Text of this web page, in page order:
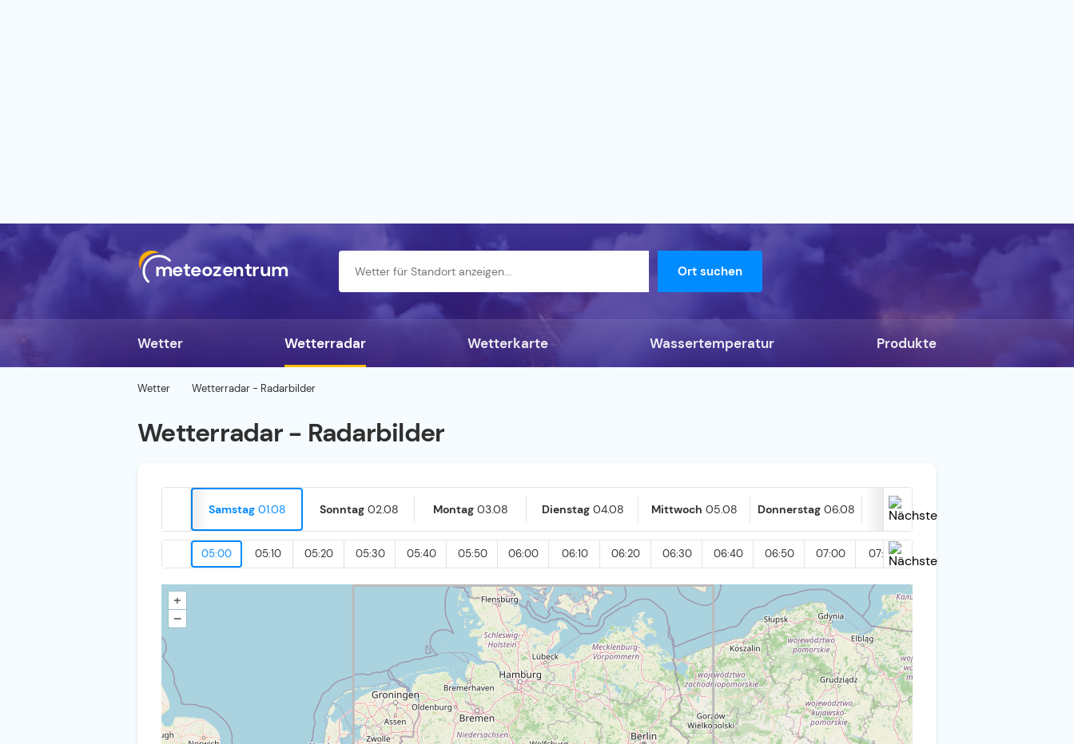
meteozentrum
Wetter Wetterradar Wetterkarte Wassertemperatur Produkte
Wetter Wetterradar - Radarbilder
Wetterradar - Radarbilder
Samstag 01.08 Sonntag 02.08 Montag 03.08 Dienstag 04.08 Mittwoch 05.08 Donnerstag 06.08 Heute 07.08
05:00 05:10 05:20 05:30 05:40 05:50 06:00 06:10 06:20 06:30 06:40 06:50 07:00 07:10
+
–